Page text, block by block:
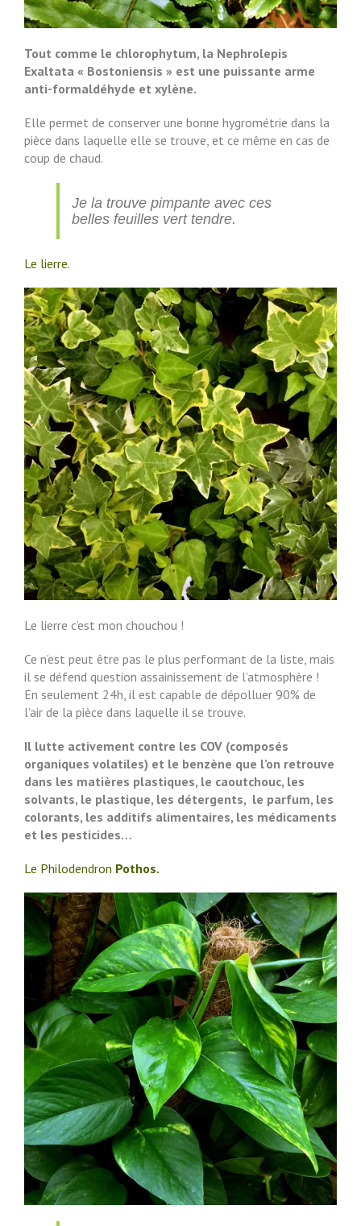
Tout comme le chlorophytum, la Nephrolepis
Exaltata « Bostoniensis » est une puissante arme
anti-formaldéhyde et xylène.
Elle permet de conserver une bonne hygrométrie dans la
pièce dans laquelle elle se trouve, et ce même en cas de
coup de chaud.
Je la trouve pimpante avec ces
belles feuilles vert tendre.
Le lierre.
Le lierre c’est mon chouchou !
Ce n’est peut être pas le plus performant de la liste, mais
il se défend question assainissement de l’atmosphère !
En seulement 24h, il est capable de dépolluer 90% de
l’air de la pièce dans laquelle il se trouve.
Il lutte activement contre les COV (composés
organiques volatiles) et le benzène que l’on retrouve
dans les matières plastiques, le caoutchouc, les
solvants, le plastique, les détergents, le parfum, les
colorants, les additifs alimentaires, les médicaments
et les pesticides…
Le Philodendron Pothos.